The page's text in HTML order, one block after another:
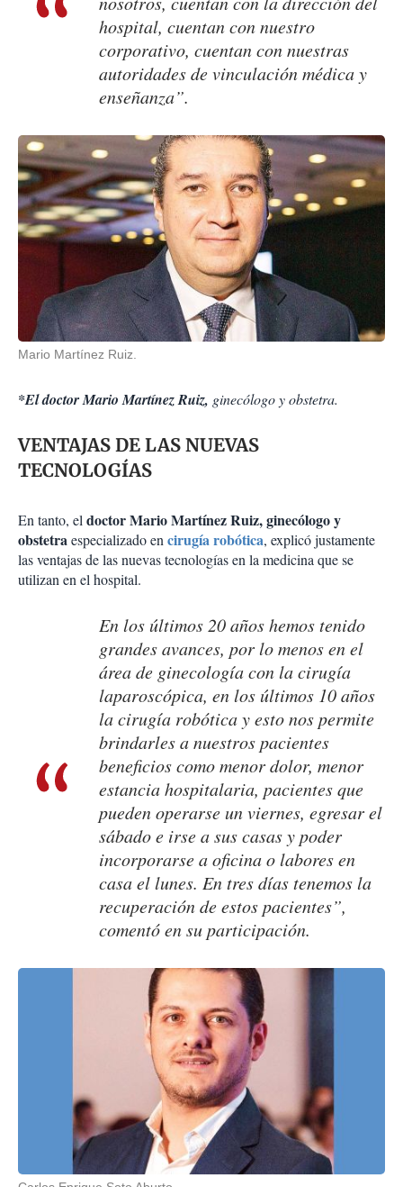
hospital, cuentan con nuestro
corporativo, cuentan con nuestras
autoridades de vinculación médica y
enseñanza”.
Mario Martínez Ruiz.
*El doctor Mario Martínez Ruiz, ginecólogo y obstetra.
VENTAJAS DE LAS NUEVAS
TECNOLOGÍAS
En tanto, eldoctor Mario Martínez Ruiz, ginecólogo y
obstetraespecializado encirugía robótica, explicó justamente
las ventajas de las nuevas tecnologías en la medicina que se
utilizan en el hospital.
En los últimos 20 años hemos tenido
grandes avances, por lo menos en el
área de ginecología con la cirugía
laparoscópica, en los últimos 10 años
la cirugía robótica y esto nos permite
brindarles a nuestros pacientes
beneficios como menor dolor, menor
estancia hospitalaria, pacientes que
pueden operarse un viernes, egresar el
sábado e irse a sus casas y poder
incorporarse a oficina o labores en
casa el lunes. En tres días tenemos la
recuperación de estos pacientes”,
comentó en su participación.